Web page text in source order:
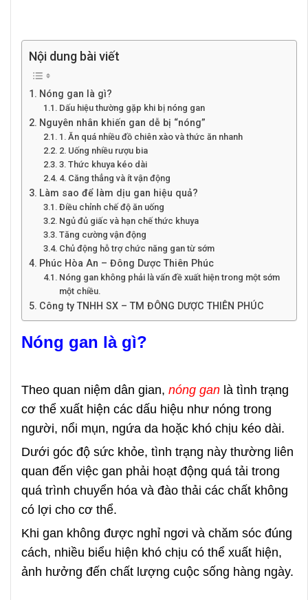
Nội dung bài viết
Nóng gan là gì?
Dấu hiệu thường gặp khi bị nóng gan
Nguyên nhân khiến gan dễ bị “nóng”
1. Ăn quá nhiều đồ chiên xào và thức ăn nhanh
2. Uống nhiều rượu bia
3. Thức khuya kéo dài
4. Căng thẳng và ít vận động
Làm sao để làm dịu gan hiệu quả?
Điều chỉnh chế độ ăn uống
Ngủ đủ giấc và hạn chế thức khuya
Tăng cường vận động
Chủ động hỗ trợ chức năng gan từ sớm
Phúc Hòa An – Đông Dược Thiên Phúc
Nóng gan không phải là vấn đề xuất hiện trong một sớm
một chiều.
Công ty TNHH SX – TM ĐÔNG DƯỢC THIÊN PHÚC
Nóng gan là gì?
Theo quan niệm dân gian, nóng gan là tình trạng
cơ thể xuất hiện các dấu hiệu như nóng trong
người, nổi mụn, ngứa da hoặc khó chịu kéo dài.
Dưới góc độ sức khỏe, tình trạng này thường liên
quan đến việc gan phải hoạt động quá tải trong
quá trình chuyển hóa và đào thải các chất không
có lợi cho cơ thể.
Khi gan không được nghỉ ngơi và chăm sóc đúng
cách, nhiều biểu hiện khó chịu có thể xuất hiện,
ảnh hưởng đến chất lượng cuộc sống hàng ngày.